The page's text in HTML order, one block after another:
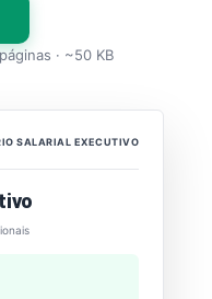
· ~50 KB
SALARIAL EXECUTIVO